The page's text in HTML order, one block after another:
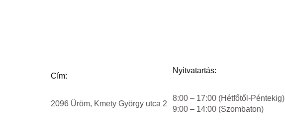
Cím:
2096 Üröm, Kmety György utca 2
Nyitvatartás:
8:00 – 17:00 (Hétfőtől-Péntekig)
9:00 – 14:00 (Szombaton)